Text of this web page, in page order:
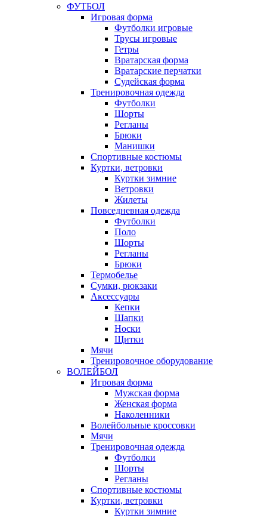
ФУТБОЛ
Игровая форма
Футболки игровые
Трусы игровые
Гетры
Вратарская форма
Вратарские перчатки
Судейская форма
Тренировочная одежда
Футболки
Шорты
Регланы
Брюки
Манишки
Спортивные костюмы
Куртки, ветровки
Куртки зимние
Ветровки
Жилеты
Повседневная одежда
Футболки
Поло
Шорты
Регланы
Брюки
Термобелье
Сумки, рюкзаки
Аксессуары
Кепки
Шапки
Носки
Щитки
Мячи
Тренировочное оборудование
ВОЛЕЙБОЛ
Игровая форма
Мужская форма
Женская форма
Наколенники
Волейбольные кроссовки
Мячи
Тренировочная одежда
Футболки
Шорты
Регланы
Спортивные костюмы
Куртки, ветровки
Куртки зимние